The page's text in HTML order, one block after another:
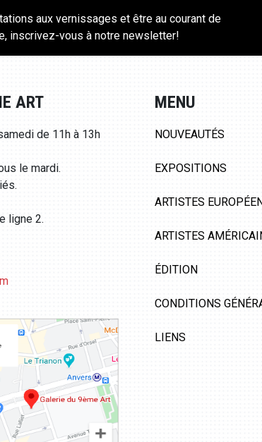
aux vernissages et être au courant de
inscrivez-vous à notre newsletter!
ART
de 11h à 13h
le mardi.
ligne 2.
MENU
NOUVEAUTÉS
EXPOSITIONS
ARTISTES
ARTISTES
ÉDITION
CONDITIONS
LIENS